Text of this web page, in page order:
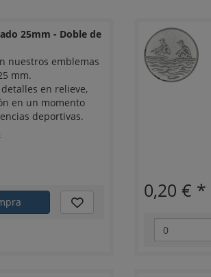
25mm - Doble de
nuestros emblemas
mm.
en relieve,
en un momento
deportivas.
0,20 € *